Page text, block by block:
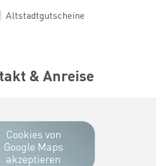
Altstadtgutscheine
& Anreise
Cookies von
Google Maps
akzeptieren